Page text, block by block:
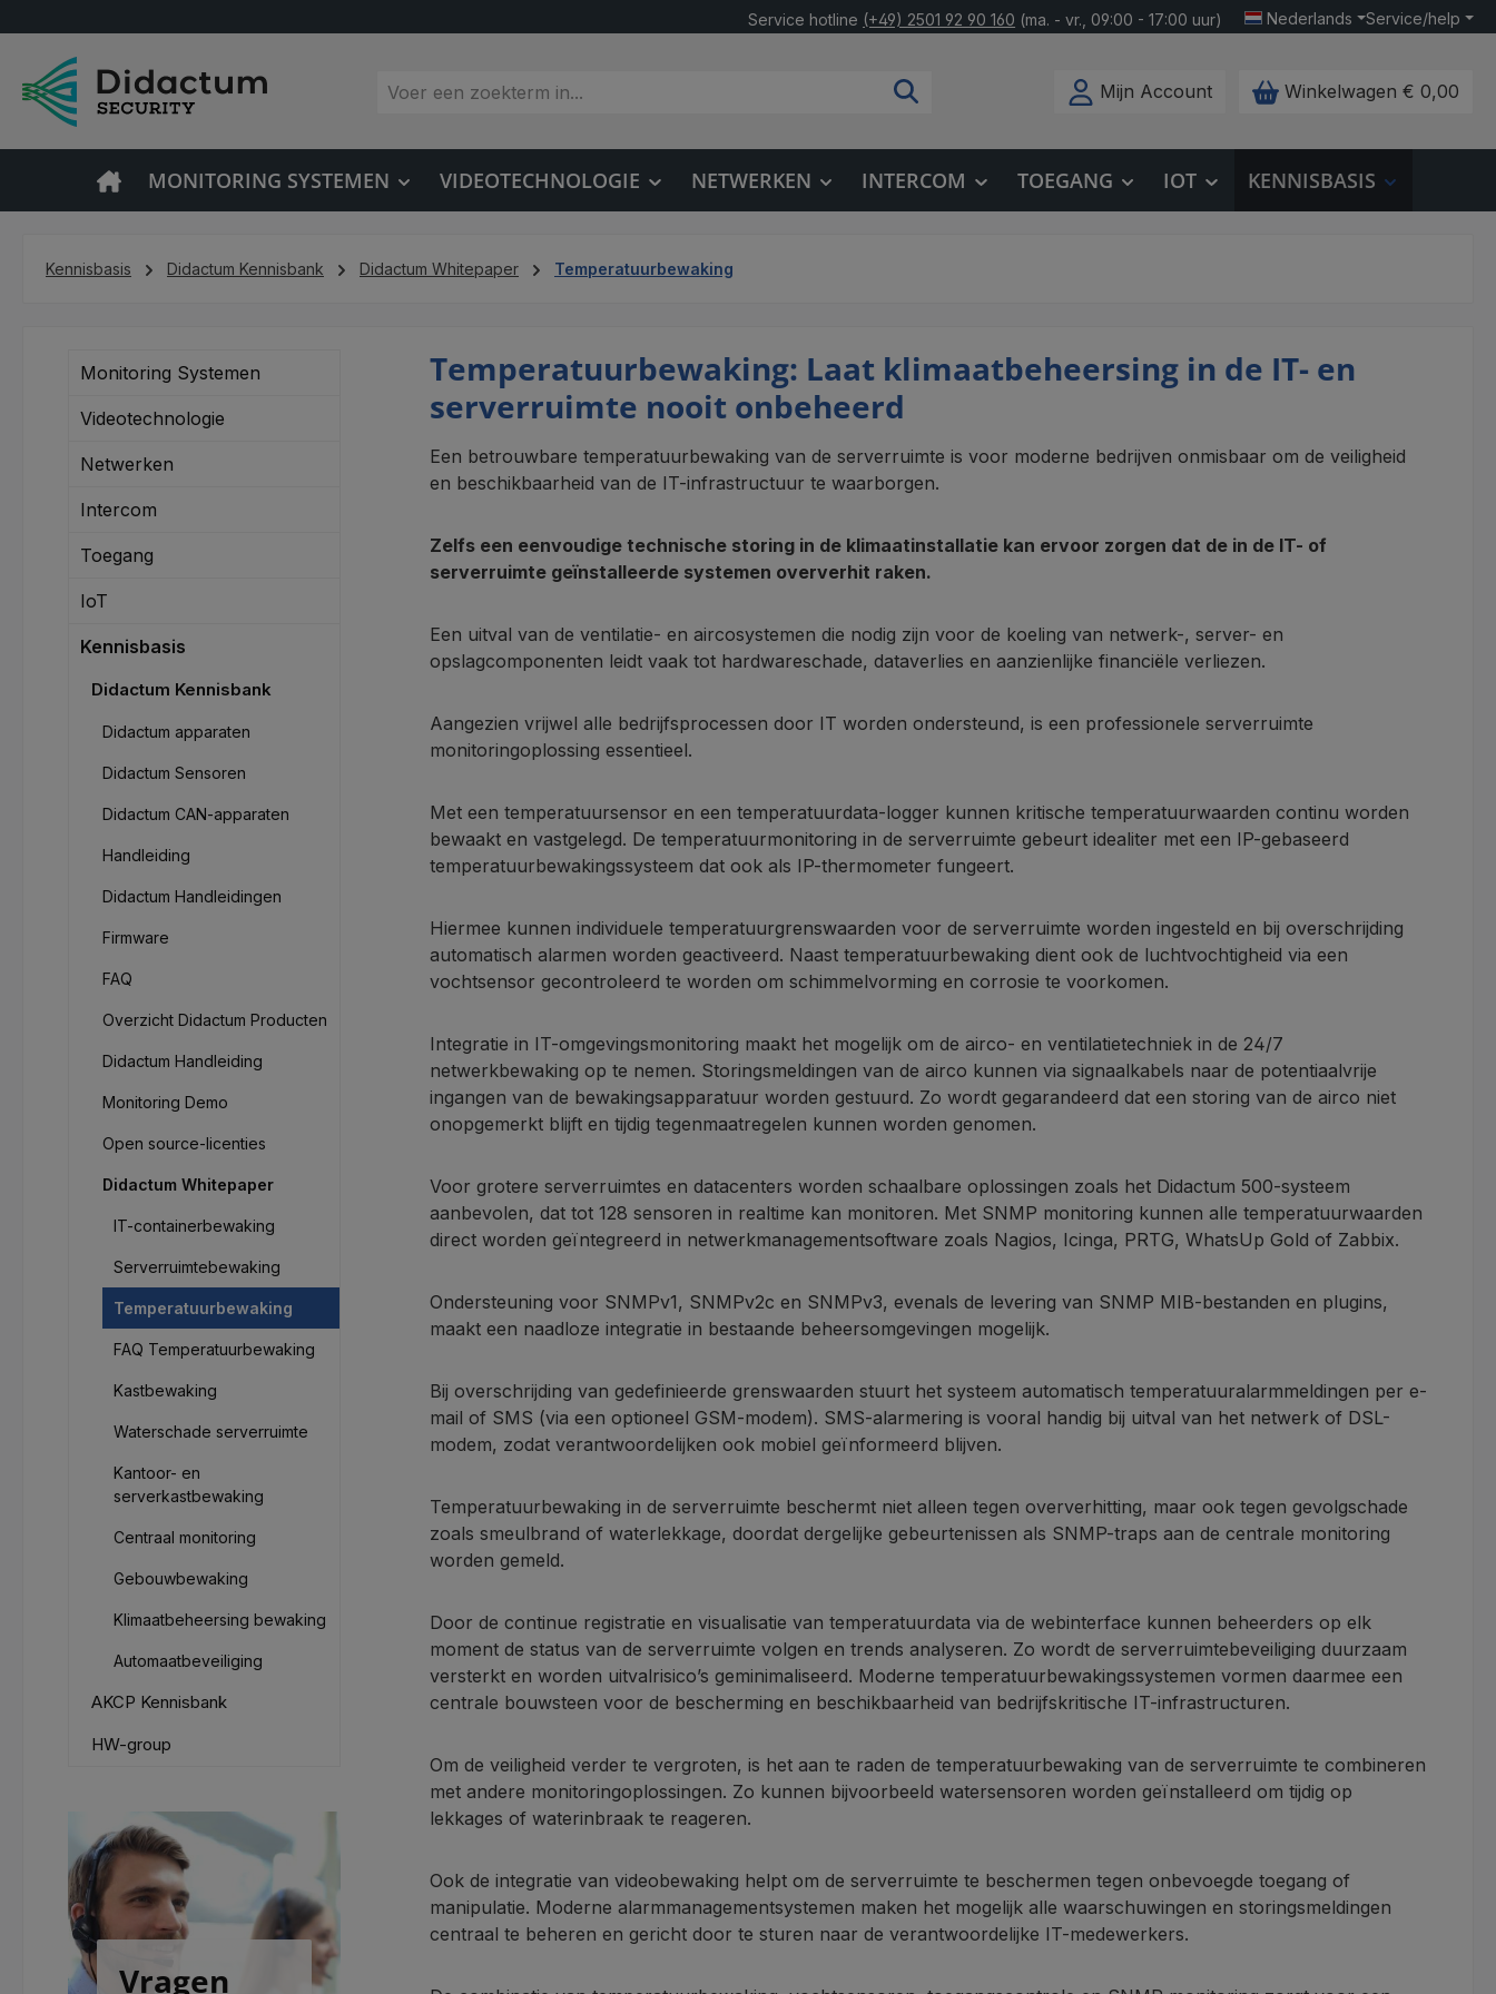
Service hotline (+49) 2501 92 90 160 (ma. - vr., 09:00 - 17:00 uur) Nederlands Service/help
Mijn Account Winkelwagen € 0,00
MONITORING SYSTEMEN VIDEOTECHNOLOGIE NETWERKEN INTERCOM TOEGANG IOT KENNISBASIS
Kennisbasis Didactum Kennisbank Didactum Whitepaper Temperatuurbewaking
Monitoring Systemen
Videotechnologie
Netwerken
Intercom
Toegang
IoT
Kennisbasis
Didactum Kennisbank
Didactum apparaten
Didactum Sensoren
Didactum CAN-apparaten
Handleiding
Didactum Handleidingen
Firmware
FAQ
Overzicht Didactum Producten
Didactum Handleiding
Monitoring Demo
Open source-licenties
Didactum Whitepaper
IT-containerbewaking
Serverruimtebewaking
Temperatuurbewaking
FAQ Temperatuurbewaking
Kastbewaking
Waterschade serverruimte
Kantoor- en
serverkastbewaking
Centraal monitoring
Gebouwbewaking
Klimaatbeheersing bewaking
Automaatbeveiliging
AKCP Kennisbank
HW-group
Vragen
Temperatuurbewaking: Laat klimaatbeheersing in de IT- en
serverruimte nooit onbeheerd
Een betrouwbare temperatuurbewaking van de serverruimte is voor moderne bedrijven onmisbaar om de veiligheid
en beschikbaarheid van de IT-infrastructuur te waarborgen.
Zelfs een eenvoudige technische storing in de klimaatinstallatie kan ervoor zorgen dat de in de IT- of
serverruimte geïnstalleerde systemen oververhit raken.
Een uitval van de ventilatie- en aircosystemen die nodig zijn voor de koeling van netwerk-, server- en
opslagcomponenten leidt vaak tot hardwareschade, dataverlies en aanzienlijke financiële verliezen.
Aangezien vrijwel alle bedrijfsprocessen door IT worden ondersteund, is een professionele serverruimte
monitoringoplossing essentieel.
Met een temperatuursensor en een temperatuurdata-logger kunnen kritische temperatuurwaarden continu worden
bewaakt en vastgelegd. De temperatuurmonitoring in de serverruimte gebeurt idealiter met een IP-gebaseerd
temperatuurbewakingssysteem dat ook als IP-thermometer fungeert.
Hiermee kunnen individuele temperatuurgrenswaarden voor de serverruimte worden ingesteld en bij overschrijding
automatisch alarmen worden geactiveerd. Naast temperatuurbewaking dient ook de luchtvochtigheid via een
vochtsensor gecontroleerd te worden om schimmelvorming en corrosie te voorkomen.
Integratie in IT-omgevingsmonitoring maakt het mogelijk om de airco- en ventilatietechniek in de 24/7
netwerkbewaking op te nemen. Storingsmeldingen van de airco kunnen via signaalkabels naar de potentiaalvrije
ingangen van de bewakingsapparatuur worden gestuurd. Zo wordt gegarandeerd dat een storing van de airco niet
onopgemerkt blijft en tijdig tegenmaatregelen kunnen worden genomen.
Voor grotere serverruimtes en datacenters worden schaalbare oplossingen zoals het Didactum 500-systeem
aanbevolen, dat tot 128 sensoren in realtime kan monitoren. Met SNMP monitoring kunnen alle temperatuurwaarden
direct worden geïntegreerd in netwerkmanagementsoftware zoals Nagios, Icinga, PRTG, WhatsUp Gold of Zabbix.
Ondersteuning voor SNMPv1, SNMPv2c en SNMPv3, evenals de levering van SNMP MIB-bestanden en plugins,
maakt een naadloze integratie in bestaande beheersomgevingen mogelijk.
Bij overschrijding van gedefinieerde grenswaarden stuurt het systeem automatisch temperatuuralarmmeldingen per e-
mail of SMS (via een optioneel GSM-modem). SMS-alarmering is vooral handig bij uitval van het netwerk of DSL-
modem, zodat verantwoordelijken ook mobiel geïnformeerd blijven.
Temperatuurbewaking in de serverruimte beschermt niet alleen tegen oververhitting, maar ook tegen gevolgschade
zoals smeulbrand of waterlekkage, doordat dergelijke gebeurtenissen als SNMP-traps aan de centrale monitoring
worden gemeld.
Door de continue registratie en visualisatie van temperatuurdata via de webinterface kunnen beheerders op elk
moment de status van de serverruimte volgen en trends analyseren. Zo wordt de serverruimtebeveiliging duurzaam
versterkt en worden uitvalrisico’s geminimaliseerd. Moderne temperatuurbewakingssystemen vormen daarmee een
centrale bouwsteen voor de bescherming en beschikbaarheid van bedrijfskritische IT-infrastructuren.
Om de veiligheid verder te vergroten, is het aan te raden de temperatuurbewaking van de serverruimte te combineren
met andere monitoringoplossingen. Zo kunnen bijvoorbeeld watersensoren worden geïnstalleerd om tijdig op
lekkages of waterinbraak te reageren.
Ook de integratie van videobewaking helpt om de serverruimte te beschermen tegen onbevoegde toegang of
manipulatie. Moderne alarmmanagementsystemen maken het mogelijk alle waarschuwingen en storingsmeldingen
centraal te beheren en gericht door te sturen naar de verantwoordelijke IT-medewerkers.